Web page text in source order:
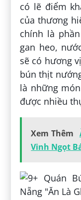
có lẽ điểm
của thương
chính là
gan heo,
sẽ có hương
bún thịt
là những
được nhiều
Xem Thêm
Vinh Ngọt